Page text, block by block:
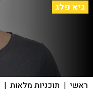
גיא פלג
ראשי | תוכניות מלאות |